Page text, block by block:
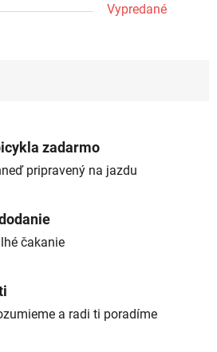
Vypredané
zadarmo
pripravený na jazdu
čakanie
a radi ti poradíme